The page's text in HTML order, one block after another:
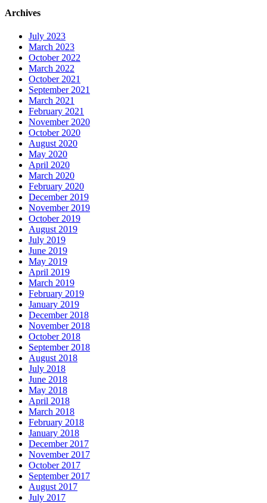
Archives
July 2023
March 2023
October 2022
March 2022
October 2021
September 2021
March 2021
February 2021
November 2020
October 2020
August 2020
May 2020
April 2020
March 2020
February 2020
December 2019
November 2019
October 2019
August 2019
July 2019
June 2019
May 2019
April 2019
March 2019
February 2019
January 2019
December 2018
November 2018
October 2018
September 2018
August 2018
July 2018
June 2018
May 2018
April 2018
March 2018
February 2018
January 2018
December 2017
November 2017
October 2017
September 2017
August 2017
July 2017